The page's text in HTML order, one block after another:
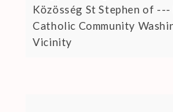
Közösség St Stephen of
Catholic Community
Vicinity